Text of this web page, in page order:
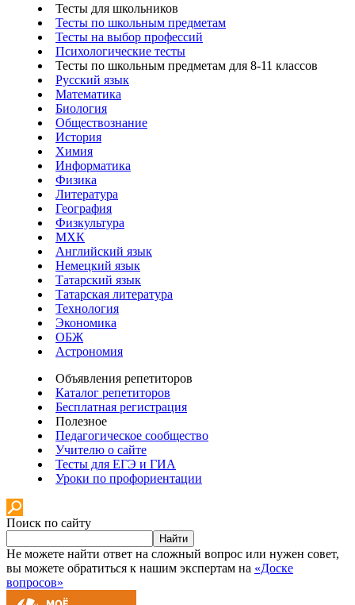
Тесты для школьников
Тесты по школьным предметам
Тесты на выбор профессий
Психологические тесты
Тесты по школьным предметам для 8-11 классов
Русский язык
Математика
Биология
Обществознание
История
Химия
Информатика
Физика
Литература
География
Физкультура
МХК
Английский язык
Немецкий язык
Татарский язык
Татарская литература
Технология
Экономика
ОБЖ
Астрономия
Объявления репетиторов
Каталог репетиторов
Бесплатная регистрация
Полезное
Педагогическое сообщество
Учителю о сайте
Тесты для ЕГЭ и ГИА
Уроки по профориентации
Поиск по сайту
Найти
Не можете найти ответ на сложный вопрос или нужен совет,
вы можете обратиться к нашим экспертам на «Доске
вопросов»